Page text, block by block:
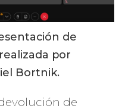
de
por
Bortnik.
de